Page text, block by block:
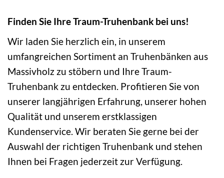
Finden Sie Ihre Traum-Truhenbank bei uns!
Wir laden Sie herzlich ein, in unserem
umfangreichen Sortiment an Truhenbänken aus
Massivholz zu stöbern und Ihre Traum-
Truhenbank zu entdecken. Profitieren Sie von
unserer langjährigen Erfahrung, unserer hohen
Qualität und unserem erstklassigen
Kundenservice. Wir beraten Sie gerne bei der
Auswahl der richtigen Truhenbank und stehen
Ihnen bei Fragen jederzeit zur Verfügung.